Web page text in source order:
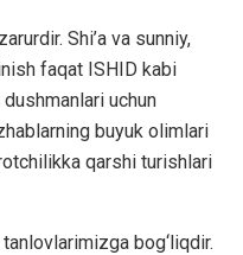
Shi’a va sunniy,
faqat ISHID kabi
uchun
buyuk olimlari
qarshi turishlari
bog‘liqdir.